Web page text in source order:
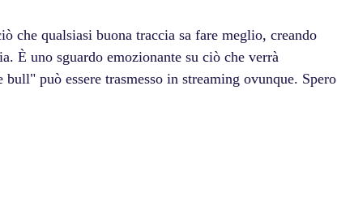
che qualsiasi buona traccia sa fare meglio, creando
È uno sguardo emozionante su ciò che verrà
può essere trasmesso in streaming ovunque. Spero